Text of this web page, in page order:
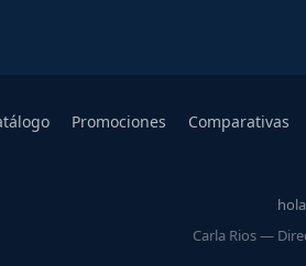
Promociones Comparativas
Carla Rios —